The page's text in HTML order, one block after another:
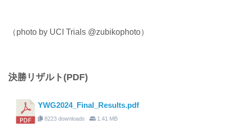
（photo by UCI Trials @zubikophoto）
決勝リザルト(PDF)
YWG2024_Final_Results.pdf
8223 downloads 1.41 MB